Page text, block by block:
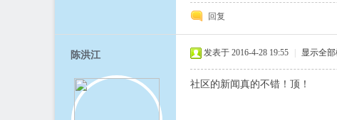
回复
陈洪江 发表于 2016-4-28 19:55 显示全
社区的新闻真的不错！顶！